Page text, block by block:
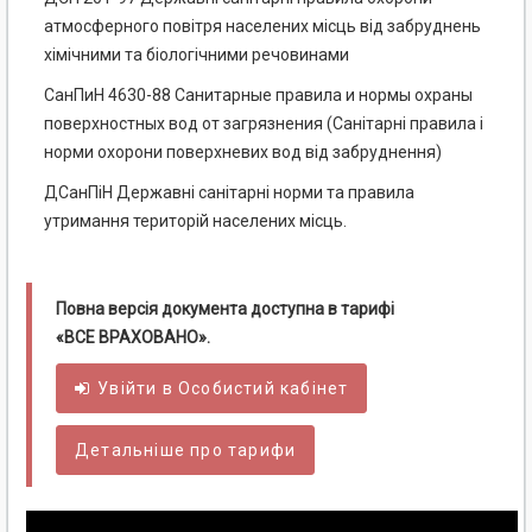
атмосферного повітря населених місць від забруднень
хімічними та біологічними речовинами
СанПиН 4630-88 Санитарные правила и нормы охраны
поверхностных вод от загрязнения (Санітарні правила і
норми охорони поверхневих вод від забруднення)
ДСанПіН Державні санітарні норми та правила
утримання територій населених місць.
Повна версія документа доступна в тарифі
«ВСЕ ВРАХОВАНО».
Увійти вОсобистий кабінет
Детальніше про тарифи